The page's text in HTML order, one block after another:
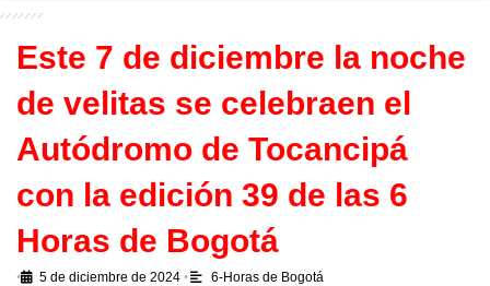
Este 7 de diciembre la noche
de velitas se celebraen el
Autódromo de Tocancipá
con la edición 39 de las 6
Horas de Bogotá
• 5 de diciembre de 2024 • 6-Horas de Bogotá